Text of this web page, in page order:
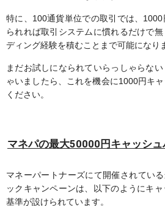
特に、100通貨単位での取引では、
られれば取引システムに慣れるだけで
ディング経験を積むことまで可能になり
まだお試しになられていらっしゃらな
ゃいましたら、これを機会に1000円キ
ください。
マネパの最大50000円キャッシ
マネーパートナーズにて開催されてい
ックキャンペーンは、以下のようにキ
基準が設けられています。